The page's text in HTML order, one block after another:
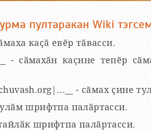
пултаракан Wiki
каҫӑ евӗр тӑвасси.
- сӑмахӑн каҫине тепӗр
chuvash.org|...__ - сӑмах ҫине
шрифтпа палӑртасси.
шрифтпа палӑртасси.